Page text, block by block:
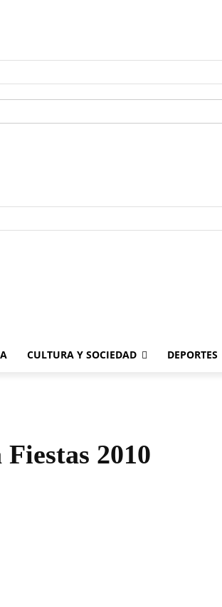
CULTURA Y SOCIEDAD DEPORTES
2010